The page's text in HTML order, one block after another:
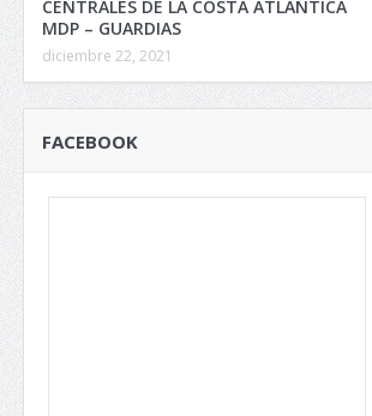
CENTRALES DE LA COSTA ATLÁNTICA
MDP – GUARDIAS
diciembre 22, 2021
FACEBOOK